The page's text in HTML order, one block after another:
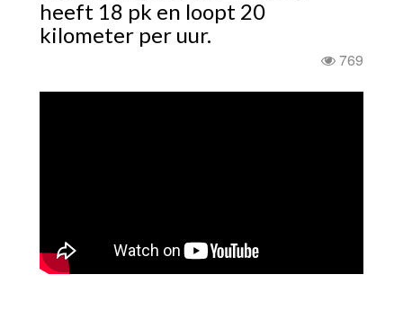
heeft 18 pk en loopt 20
kilometer per uur.
769